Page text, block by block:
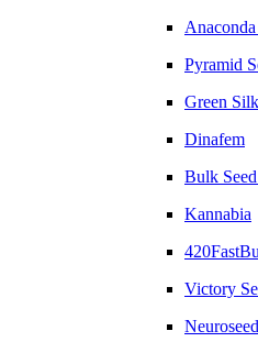
Anaconda
Pyramid
Green
Dinafem
Bulk
Kannabia
Victory